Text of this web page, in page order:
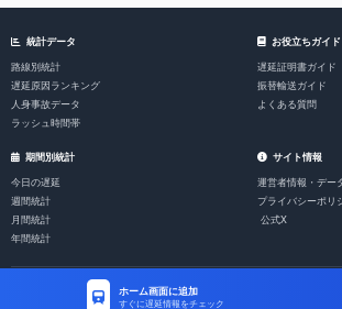
統計データ
路線別統計
遅延原因ランキング
人身事故データ
ラッシュ時間帯
お役立ちガイド
遅延証明書ガイド
振替輸送ガイド
よくある質問
期間別統計
今日の遅延
週間統計
月間統計
年間統計
サイト情報
運営者情報・デー
プライバシーポリ
公式X
ホーム画面に追加
すぐに遅延情報をチェック